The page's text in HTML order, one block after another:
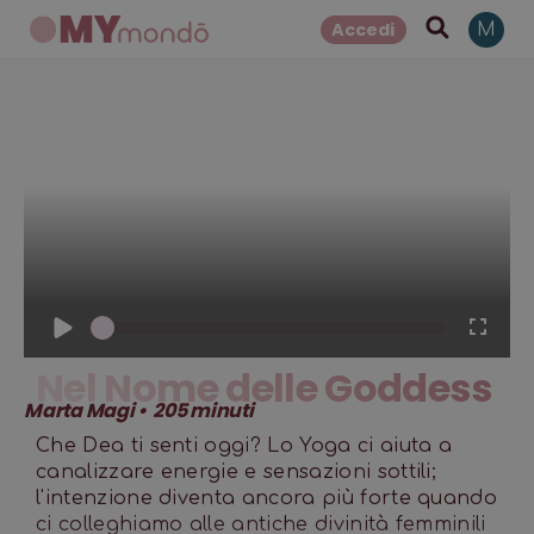
Accedi M
Nel Nome delle Goddess
Marta Magi • 205minuti
Che Dea ti senti oggi? Lo Yoga ci aiuta a
canalizzare energie e sensazioni sottili;
l'intenzione diventa ancora più forte quando
ci colleghiamo alle antiche divinità femminili